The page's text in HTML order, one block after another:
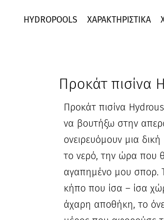
HYDROPOOLS ΧΑΡΑΚΤΗΡΙΣΤΙΚΆ
Προκάτ πισίνα
Προκάτ πισίνα
να βουτήξω στην
ονειρευόμουν μια
το νερό, την ώρα που
αγαπημένο μου σπορ.
κήπο που ίσα – ίσα
άχαρη αποθήκη, το